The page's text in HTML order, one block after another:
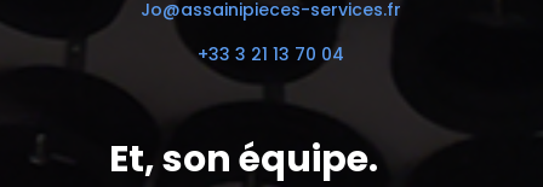
Jo@assainipieces-services.fr
+33 3 21 13 70 04
Et, son équipe.